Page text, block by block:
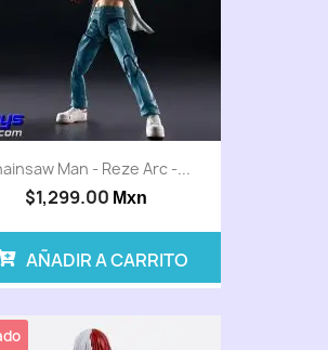
Man - Reze Arc -...
$1,299.00 Mxn
AÑADIR A CARRITO